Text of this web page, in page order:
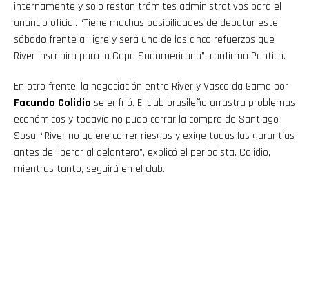
internamente y solo restan trámites administrativos para el
anuncio oficial. “Tiene muchas posibilidades de debutar este
sábado frente a Tigre y será uno de los cinco refuerzos que
River inscribirá para la Copa Sudamericana”, confirmó Pantich.
En otro frente, la negociación entre River y Vasco da Gama por
Facundo Colidio se enfrió. El club brasileño arrastra problemas
económicos y todavía no pudo cerrar la compra de Santiago
Sosa. “River no quiere correr riesgos y exige todas las garantías
antes de liberar al delantero”, explicó el periodista. Colidio,
mientras tanto, seguirá en el club.